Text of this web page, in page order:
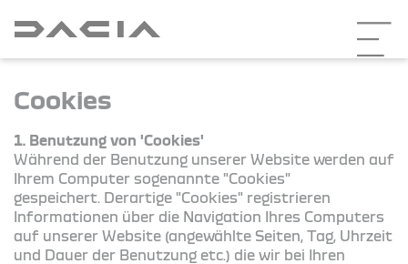
Cookies
1. Benutzung von 'Cookies'
Während der Benutzung unserer Website werden auf
Ihrem Computer sogenannte "Cookies"
gespeichert. Derartige "Cookies" registrieren
Informationen über die Navigation Ihres Computers
auf unserer Website (angewählte Seiten, Tag, Uhrzeit
und Dauer der Benutzung etc.) die wir bei Ihren